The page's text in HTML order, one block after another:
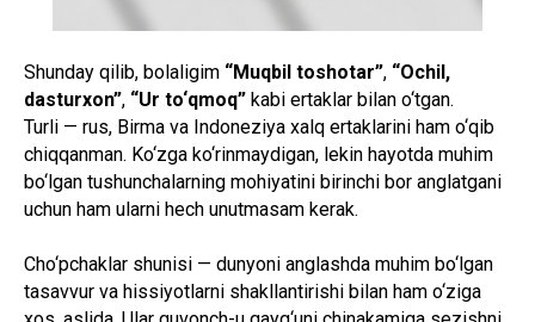
Shunday qilib, bolaligim “Muqbil toshotar”, “Ochil,
dasturxon”, “Ur to‘qmoq” kabi ertaklar bilan o‘tgan.
Turli — rus, Birma va Indoneziya xalq ertaklarini ham o‘qib
chiqqanman. Ko‘zga ko‘rinmaydigan, lekin hayotda muhim
bo‘lgan tushunchalarning mohiyatini birinchi bor anglatgani
uchun ham ularni hech unutmasam kerak.
Cho‘pchaklar shunisi — dunyoni anglashda muhim bo‘lgan
tasavvur va hissiyotlarni shakllantirishi bilan ham o‘ziga